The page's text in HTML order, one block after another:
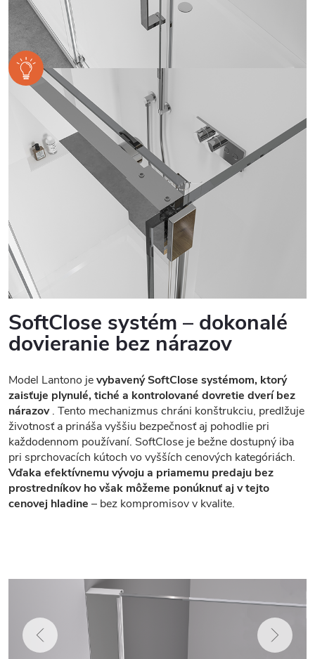
SoftClose systém – dokonalé
dovieranie bez nárazov
Model Lantono jevybavený SoftClose systémom, ktorý
zaisťuje plynulé, tiché a kontrolované dovretie dverí bez
nárazov. Tento mechanizmus chráni konštrukciu, predlžuje
životnosť a prináša vyššiu bezpečnosť aj pohodlie pri
každodennom používaní. SoftClose je bežne dostupný iba
pri sprchovacích kútoch vo vyšších cenových kategóriách.
Vďaka efektívnemu vývoju a priamemu predaju bez
prostredníkov ho však môžeme ponúknuť aj v tejto
cenovej hladine – bez kompromisov v kvalite.